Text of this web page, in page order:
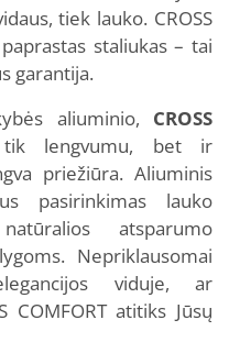
tiek lauko. CROSS
staliukas – tai
garantija.
aliuminio, CROSS
lengvumu, bet ir
priežiūra. Aliuminis
pasirinkimas lauko
atsparumo
Nepriklausomai
viduje, ar
COMFORT atitiks Jūsų